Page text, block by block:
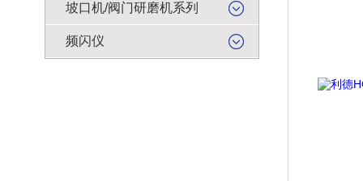
坡口机/阀门研磨机系列
频闪仪